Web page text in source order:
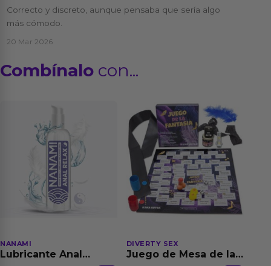
Correcto y discreto, aunque pensaba que sería algo
más cómodo.
20 Mar 2026
Combínalo con...
NANAMI
Lubricante Anal
DIVERTY SEX
Juego de Mesa de las